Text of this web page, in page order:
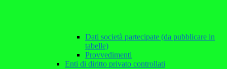
Dati società partecipate (da pubblicare in
tabelle)
Provvedimenti
Enti di diritto privato controllati